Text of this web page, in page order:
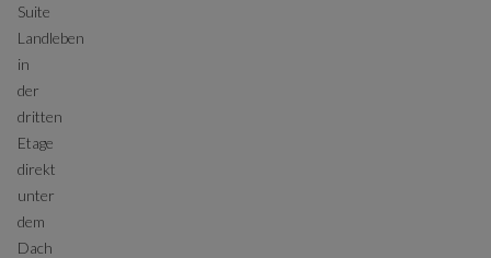
Suite
Landleben
in
der
dritten
Etage
direkt
unter
dem
Dach